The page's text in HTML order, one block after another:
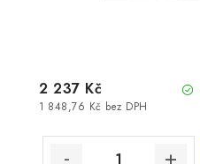
1 848,76 Kč bez DPH
2 237 Kč